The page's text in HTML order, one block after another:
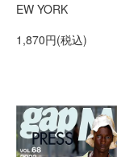
EW YORK
1,870円(税込)